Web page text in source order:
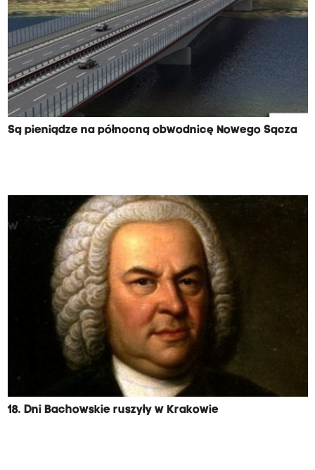
Są pieniądze na północną obwodnicę Nowego Sącza
18. Dni Bachowskie ruszyły w Krakowie